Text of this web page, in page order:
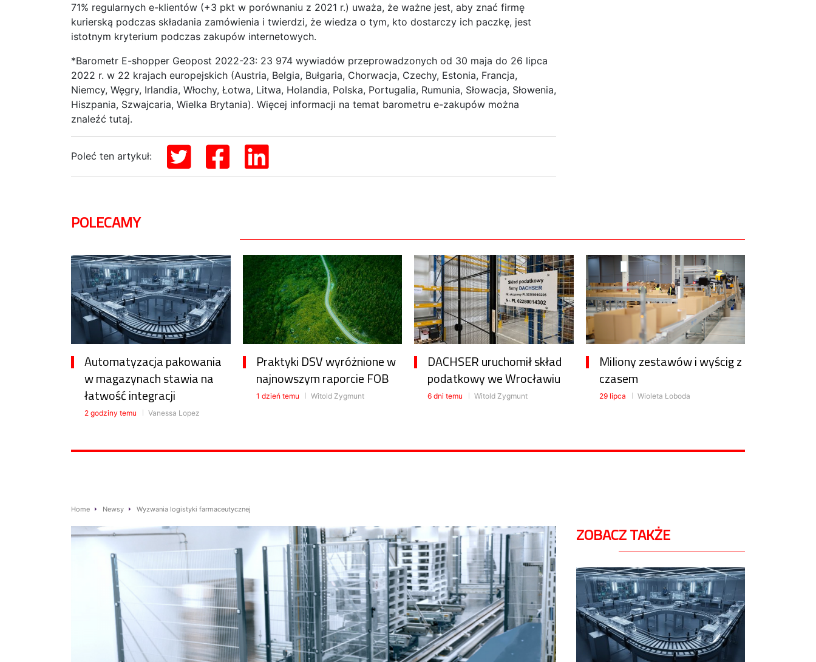
71% regularnych e-klientów (+3 pkt w porównaniu z 2021 r.) uważa, że ważne jest, aby znać firmę
kurierską podczas składania zamówienia i twierdzi, że wiedza o tym, kto dostarczy ich paczkę, jest
istotnym kryterium podczas zakupów internetowych.
*Barometr E-shopper Geopost 2022-23: 23 974 wywiadów przeprowadzonych od 30 maja do 26 lipca
2022 r. w 22 krajach europejskich (Austria, Belgia, Bułgaria, Chorwacja, Czechy, Estonia, Francja,
Niemcy, Węgry, Irlandia, Włochy, Łotwa, Litwa, Holandia, Polska, Portugalia, Rumunia, Słowacja, Słowenia,
Hiszpania, Szwajcaria, Wielka Brytania). Więcej informacji na temat barometru e-zakupów można
znaleźć tutaj.
Poleć ten artykuł:
POLECAMY
Automatyzacja pakowania
w magazynach stawia na
łatwość integracji
2 godziny temu Vanessa Lopez
Praktyki DSV wyróżnione w
najnowszym raporcie FOB
1 dzień temu Witold Zygmunt
DACHSER uruchomił skład
podatkowy we Wrocławiu
6 dni temu Witold Zygmunt
Miliony zestawów i wyścig z
czasem
29 lipca Wioleta Łoboda
Home Newsy Wyzwania logistyki farmaceutycznej
ZOBACZ TAKŻE